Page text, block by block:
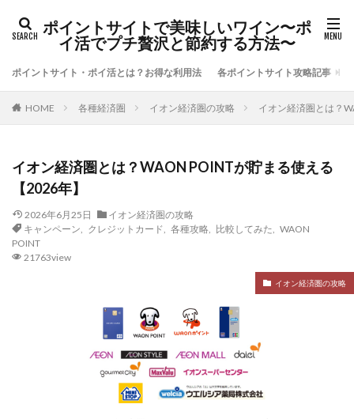
ポイントサイトで美味しいワイン〜ポ
イ活でプチ贅沢と節約する方法〜
ポイントサイト・ポイ活とは？お得な利用法 各ポイントサイト攻略記事
HOME 各種経済圏 イオン経済圏の攻略 イオン経済圏とは？
イオン経済圏とは？WAON POINTが貯まる使える
【2026年】
2026年6月25日
イオン経済圏の攻略
キャンペーン
クレジットカード 各種攻略, 比較してみた
WAON
POINT
21763view
イオン経済圏の攻略